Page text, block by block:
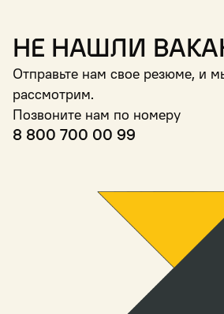
Не нашли
Отправьте нам свое резюме, и
рассмотрим.
Позвоните нам по номеру
8 800 700 00 99